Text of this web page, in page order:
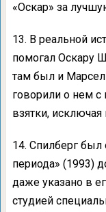
«Оскар» за
13. В реальной
помогал Оскару
там был и
говорили о нем с
взятки,
14. Спилберг был
периода» (1993)
даже указано в
студией